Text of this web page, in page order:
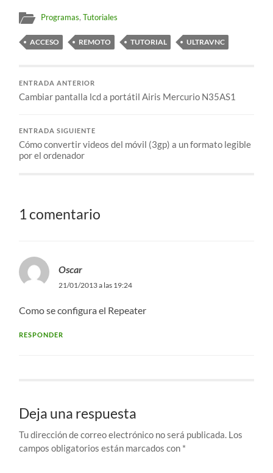
Programas,Tutoriales
ACCESO REMOTO TUTORIAL ULTRAVNC
ENTRADA ANTERIOR
Cambiar pantalla lcd a portátil Airis Mercurio N35AS1
ENTRADA SIGUIENTE
Cómo convertir videos del móvil (3gp) a un formato legible
por el ordenador
1 comentario
Oscar
21/01/2013 a las 19:24
Como se configura el Repeater
RESPONDER
Deja una respuesta
Tu dirección de correo electrónico no será publicada. Los
campos obligatorios están marcados con *